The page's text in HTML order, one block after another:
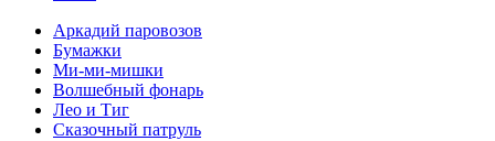
Аркадий паровозов
Бумажки
Ми-ми-мишки
Волшебный фонарь
Лео и Тиг
Сказочный патруль